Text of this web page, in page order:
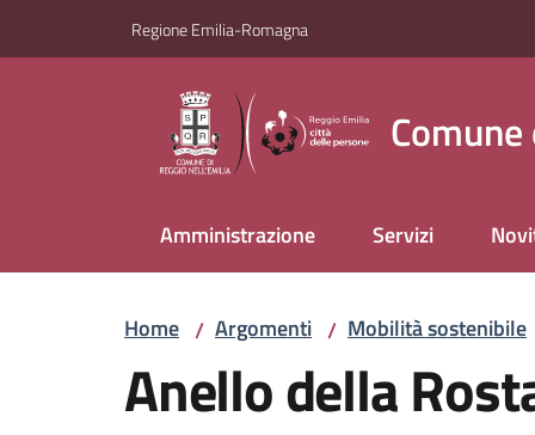
Regione Emilia-Romagna
Amministrazione Servizi
Home / Argomenti / Mobilità sostenibile
Anello della